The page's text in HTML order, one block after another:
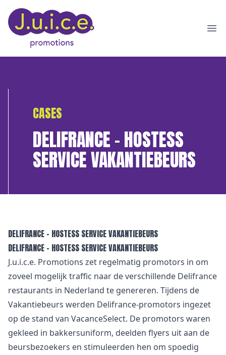
CASES
DELIFRANCE – HOSTESS
SERVICE VAKANTIEBEURS
DELIFRANCE – HOSTESS SERVICE VAKANTIEBEURS
DELIFRANCE – HOSTESS SERVICE VAKANTIEBEURS
J.u.i.c.e. Promotions zet regelmatig promotors in om
zoveel mogelijk traffic naar de verschillende Delifrance
restaurants in Nederland te genereren. Tijdens de
Vakantiebeurs werden Delifrance-promotors ingezet
op de stand van VacanceSelect. De promotors waren
gekleed in bakkersuniform, deelden flyers uit aan de
beursbezoekers en stimuleerden hen om spoedig